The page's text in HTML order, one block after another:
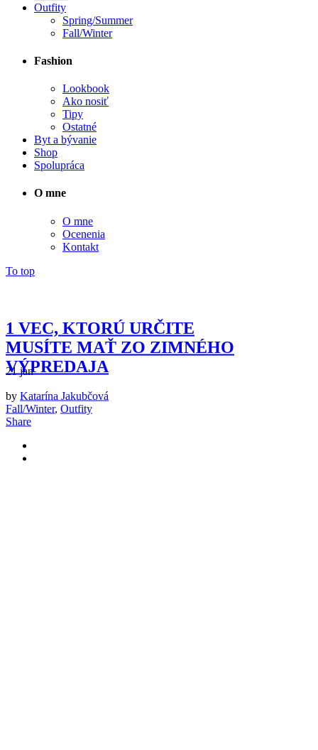
Outfity
Spring/Summer
Fall/Winter
Fashion
Lookbook
Ako nosiť
Tipy
Ostatné
Byt a bývanie
Shop
Spolupráca
O mne
O mne
Ocenenia
Kontakt
To top
január
2018
21jan
1 VEC, KTORÚ URČITE
MUSÍTE MAŤ ZO ZIMNÉHO
VÝPREDAJA
by Katarína Jakubčová
Fall/Winter, Outfity
Share